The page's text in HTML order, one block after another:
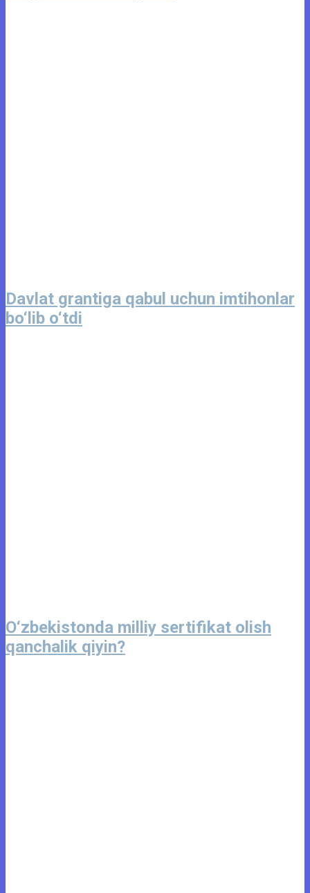
Davlat grantiga qabul uchun imtihonlar
bo‘lib o‘tdi
O‘zbekistonda milliy sertifikat olish
qanchalik qiyin?